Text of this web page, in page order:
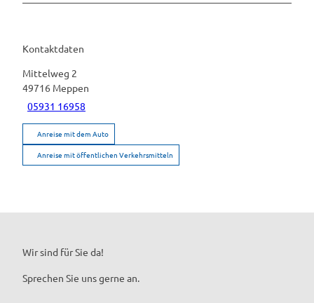
Kontaktdaten
Mittelweg 2
49716 Meppen
05931 16958
Anreise mit dem Auto
Anreise mit öffentlichen Verkehrsmitteln
Wir sind für Sie da!
Sprechen Sie uns gerne an.